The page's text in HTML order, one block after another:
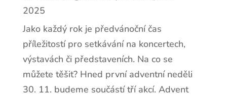
2025
Jako každý rok je předvánoční čas
příležitostí pro setkávání na koncertech,
výstavách či představeních. Na co se
můžete těšit? Hned první adventní neděli
30. 11. budeme součástí tří akcí. Advent